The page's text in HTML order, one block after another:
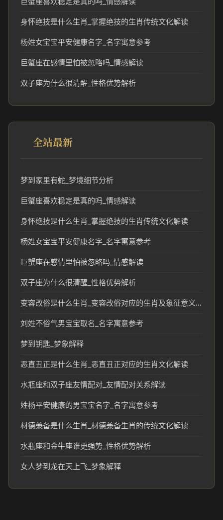
身怀绝技是什么生肖_掌握绝技的生肖传统文化解读
杨姓女宝宝平安健康名字_名字寓意参考
巨蟹座在感情里怕被忽略吗_情感解读
双子座为什么很清醒_性格优势解析
全站最新
梦到家里有蛇_梦境细节分析
巨蟹座喜欢稳定是真的吗_情感解读
身怀绝技是什么生肖_掌握绝技的生肖传统文化解读
杨姓女宝宝平安健康名字_名字寓意参考
巨蟹座在感情里怕被忽略吗_情感解读
双子座为什么很清醒_性格优势解析
变容改俗是什么生肖_变容改俗对应的生肖及象征意义解析
刘姓不俗气男宝宝取名_名字寓意参考
梦到钥匙_梦象解释
恶直丑正是什么生肖_恶直丑正对应的生肖文化解读
水瓶座和双子座友情配对_友情配对关系解读
姓杨平安健康的男宝宝名字_名字寓意参考
材德兼备是什么生肖_材德兼备生肖的传统文化解读
水瓶座和金牛座谁更强势_性格优势解析
女人梦到龙在天上飞_梦象解释